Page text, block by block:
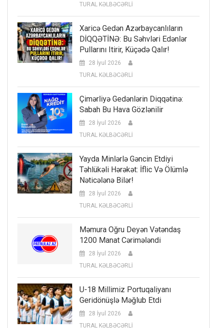
TURAL KƏLBƏCƏRLİ
Xaricə Gedən Azərbaycanlıların
DİQQƏTİNƏ: Bu Səhvləri Edənlər
Pullarını Itirir, Küçədə Qalır!
28 İyul 2026
TURAL KƏLBƏCƏRLİ
Çimərliyə Gedənlərin Diqqətinə:
Sabah Bu Hava Gözlənilir
28 İyul 2026
TURAL KƏLBƏCƏRLİ
Yayda Minlərlə Gəncin Etdiyi
Təhlükəli Hərəkət: İflic Və Ölümlə
Nəticələnə Bilər!
28 İyul 2026
TURAL KƏLBƏCƏRLİ
Məmura Oğru Deyən Vətəndaş
1200 Manat Cərimələndi
28 İyul 2026
TURAL KƏLBƏCƏRLİ
U-18 Millimiz Portuqaliyanı
Geridönüşlə Məğlub Etdi
28 İyul 2026
TURAL KƏLBƏCƏRLİ